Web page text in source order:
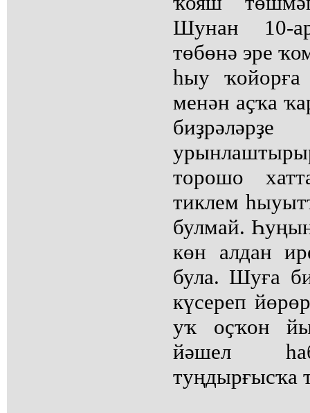
Шунан 10-
төбөнә эре
һыу
менән аҫҡа
торошо
тиклем
булмай.
көн алдан
була. Шуға
күсереп
уҡ оҫҡон
йәшел
туңдырғысҡа